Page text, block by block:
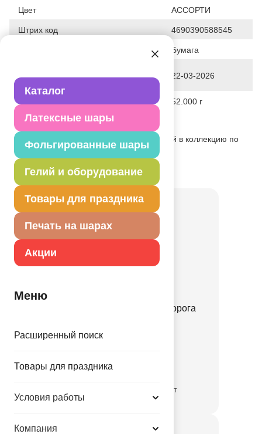
Каталог
Латексные шары
Фольгированные шары
Гелий и оборудование
Товары для праздника
Печать на шарах
Акции
Меню
Расширенный поиск
Товары для праздника
Условия работы
Компания
Цвет АССОРТИ
Штрих код 4690390588545
Бумага
22-03-2026
52.000 г
Описание товара
Карнавальный головной убор. Входящий в коллекцию по
дизайну.
Товар из коллекцииЕдинорог
Ф ФИГУРА Голова Единорога
172.00 руб.
временно отсутствует